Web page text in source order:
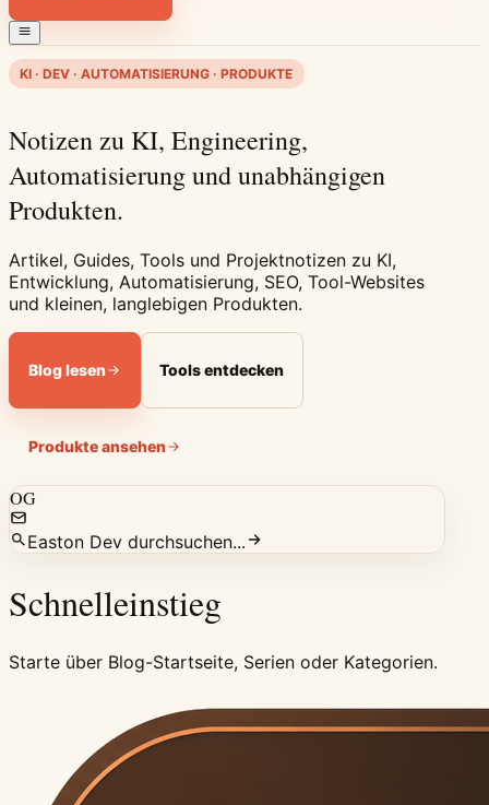
KI · DEV · AUTOMATISIERUNG · PRODUKTE
Notizen zu KI, Engineering,
Automatisierung und unabhängigen
Produkten.
Artikel, Guides, Tools und Projektnotizen zu KI,
Entwicklung, Automatisierung, SEO, Tool-Websites
und kleinen, langlebigen Produkten.
Blog lesen Tools entdecken
Produkte ansehen
OG
Easton Dev durchsuchen...
Schnelleinstieg
Starte über Blog-Startseite, Serien oder Kategorien.